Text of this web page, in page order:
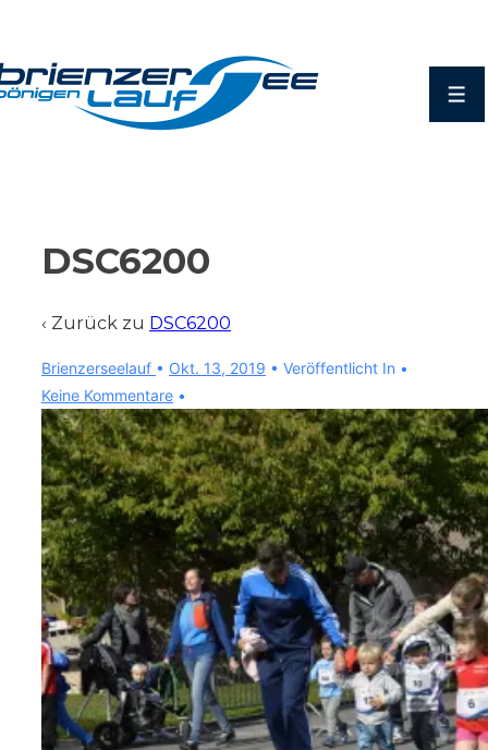
Inhalt
DSC6200
‹ Zurück zu DSC6200
Brienzerseelauf • Okt. 13, 2019
Veröffentlicht In
Keine Kommentare